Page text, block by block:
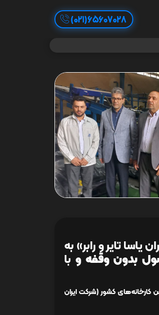
65607028(021)
یاسا تایر و رابر» به
بدون وقفه و با
کارخانه‌های کشور (شرکت ایران